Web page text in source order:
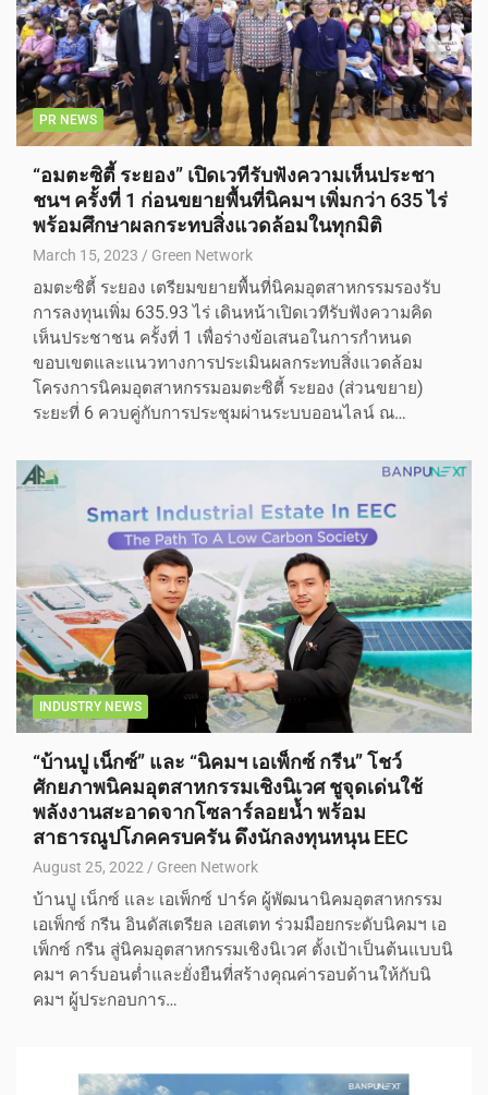
PR NEWS
“อมตะซิตี้ ระยอง” เปิดเวทีรับฟังความเห็นประชา
ชนฯ ครั้งที่ 1 ก่อนขยายพื้นที่นิคมฯ เพิ่มกว่า 635 ไร่
พร้อมศึกษาผลกระทบสิ่งแวดล้อมในทุกมิติ
March 15, 2023 Green Network
อมตะซิตี้ ระยอง เตรียมขยายพื้นที่นิคมอุตสาหกรรมรองรับ
การลงทุนเพิ่ม 635.93 ไร่ เดินหน้าเปิดเวทีรับฟังความคิด
เห็นประชาชน ครั้งที่ 1 เพื่อร่างข้อเสนอในการกำหนด
ขอบเขตและแนวทางการประเมินผลกระทบสิ่งแวดล้อม
โครงการนิคมอุตสาหกรรมอมตะซิตี้ ระยอง (ส่วนขยาย)
ระยะที่ 6 ควบคู่กับการประชุมผ่านระบบออนไลน์ ณ…
INDUSTRY NEWS
“บ้านปู เน็กซ์” และ “นิคมฯ เอเพ็กซ์ กรีน” โชว์
ศักยภาพนิคมอุตสาหกรรมเชิงนิเวศ ชูจุดเด่นใช้
พลังงานสะอาดจากโซลาร์ลอยน้ำ พร้อม
สาธารณูปโภคครบครัน ดึงนักลงทุนหนุน EEC
August 25, 2022 Green Network
บ้านปู เน็กซ์ และ เอเพ็กซ์ ปาร์ค ผู้พัฒนานิคมอุตสาหกรรม
เอเพ็กซ์ กรีน อินดัสเตรียล เอสเตท ร่วมมือยกระดับนิคมฯ เอ
เพ็กซ์ กรีน สู่นิคมอุตสาหกรรมเชิงนิเวศ ตั้งเป้าเป็นต้นแบบนิ
คมฯ คาร์บอนต่ำและยั่งยืนที่สร้างคุณค่ารอบด้านให้กับนิ
คมฯ ผู้ประกอบการ…